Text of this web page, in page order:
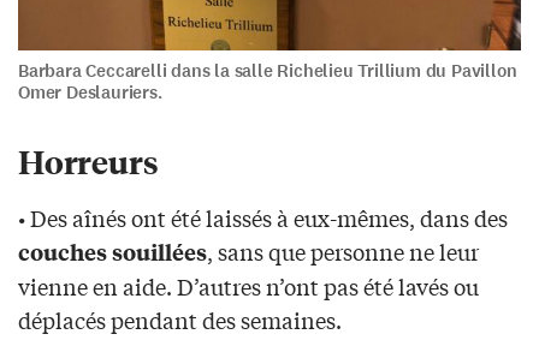
Barbara Ceccarelli dans la salle Richelieu Trillium du Pavillon
Omer Deslauriers.
Horreurs
• Des aînés ont été laissés à eux-mêmes, dans des
couches souillées, sans que personne ne leur
vienne en aide. D’autres n’ont pas été lavés ou
déplacés pendant des semaines.